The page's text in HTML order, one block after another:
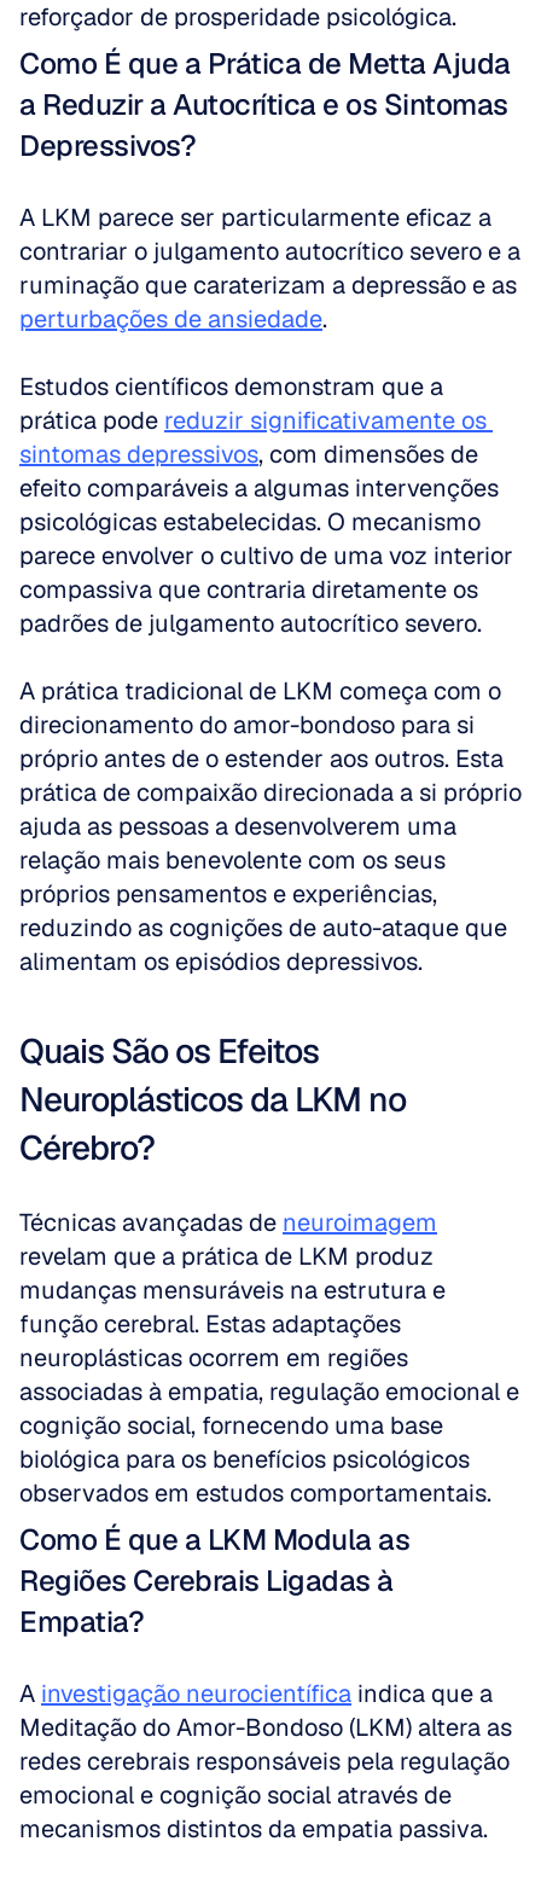
reforçador de prosperidade psicológica.
Como É que a Prática de Metta Ajuda
a Reduzir a Autocrítica e os Sintomas
Depressivos?
A LKM parece ser particularmente eficaz a
contrariar o julgamento autocrítico severo e a
perturbações de ansiedade.
Estudos científicos demonstram que a
prática pode reduzir significativamente os
sintomas depressivos, com dimensões de
efeito comparáveis a algumas intervenções
psicológicas estabelecidas. O mecanismo
parece envolver o cultivo de uma voz interior
compassiva que contraria diretamente os
padrões de julgamento autocrítico severo.
A prática tradicional de LKM começa com o
direcionamento do amor-bondoso para si
próprio antes de o estender aos outros. Esta
prática de compaixão direcionada a si próprio
ajuda as pessoas a desenvolverem uma
relação mais benevolente com os seus
próprios pensamentos e experiências,
reduzindo as cognições de auto-ataque que
alimentam os episódios depressivos.
Quais São os Efeitos
Neuroplásticos da LKM no
Cérebro?
Técnicas avançadas de neuroimagem
revelam que a prática de LKM produz
mudanças mensuráveis na estrutura e
função cerebral. Estas adaptações
neuroplásticas ocorrem em regiões
associadas à empatia, regulação emocional e
cognição social, fornecendo uma base
biológica para os benefícios psicológicos
observados em estudos comportamentais.
Como É que a LKM Modula as
Regiões Cerebrais Ligadas à
Empatia?
A investigação neurocientífica indica que a
Meditação do Amor-Bondoso (LKM) altera as
redes cerebrais responsáveis pela regulação
emocional e cognição social através de
mecanismos distintos da empatia passiva.